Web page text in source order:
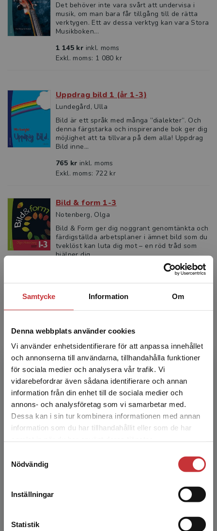
Samtycke Information Om
Denna webbplats använder cookies
Vi använder enhetsidentifierare för att anpassa innehållet
och annonserna till användarna, tillhandahålla funktioner
för sociala medier och analysera vår trafik. Vi
vidarebefordrar även sådana identifierare och annan
information från din enhet till de sociala medier och
annons- och analysföretag som vi samarbetar med.
Dessa kan i sin tur kombinera informationen med annan
information som du har tillhandahållit eller som de har
Nödvändig
Inställningar
Statistik
Begränsad fraktregion
Det verkar som att du besöker
studentlitteratur.se via en enhet utanför Sverige.
Vi erbjuder inte leveranser utanför Sverige. För
att kunna slutföra ett köp måste
Det behöver inte vara svårt att undervisa i
musik, om man bara får tillgång till de rätta
verktygen. Ett av dessa verktyg kan vara Stora
Musikboken...
1 145 kr inkl. moms
Exkl. moms: 1 080 kr
Uppdrag bild 1 (år 1-3)
Lundegård, Ulla
Bild är ett språk med många ”dialekter”. Och
denna färgstarka och inspirerande bok ger dig
möjlighet att ta tillvara på dem alla! Uppdrag
Bild inne...
765 kr inkl. moms
Exkl. moms: 722 kr
Bild & form 1-3
Notenberg, Olga
Bild & Form ger dig noggrant genomtänkta och
färdigställda arbetsplaner i ämnet bild som du
tveklöst kan luta dig mot – en röd tråd som
hjälper dig...
Exkl. moms: 574 kr
Allt har laddats in!